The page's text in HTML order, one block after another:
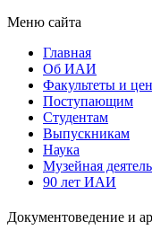
Меню сайта
Главная
Об ИАИ
Факультеты и
Поступающим
Студентам
Выпускникам
Наука
Музейная
90 лет ИАИ
Документоведение и